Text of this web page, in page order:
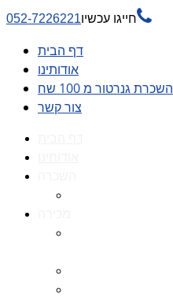
חייגו עכשיו052-7226221 
דף הבית
אודותינו
השכרת גנרטור מ 100 שח
צור קשר